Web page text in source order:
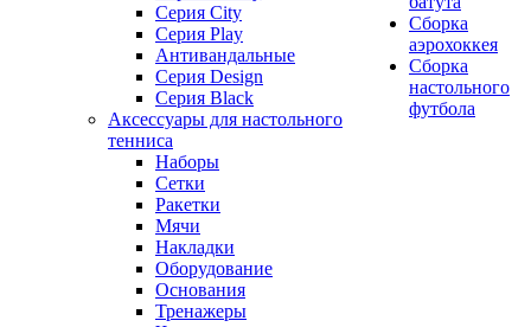
Серия City
Серия Play
Антивандальные
Серия Design
Серия Black
Аксессуары для настольного
тенниса
Наборы
Сетки
Ракетки
Мячи
Накладки
Оборудование
Основания
Тренажеры
Сборка
аэрохоккея
Сборка
настольного
футбола